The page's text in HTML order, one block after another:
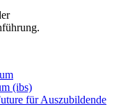
(ibs)
für Auszubildende